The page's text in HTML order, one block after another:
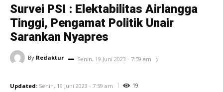
Survei PSI : Elektabilitas Airlangga
Tinggi, Pengamat Politik Unair
Sarankan Nyapres
By Redaktur Senin, 19 Juni 2023 - 7:59 am
Updated: Senin, 19 Juni 2023 - 7:59 am 19